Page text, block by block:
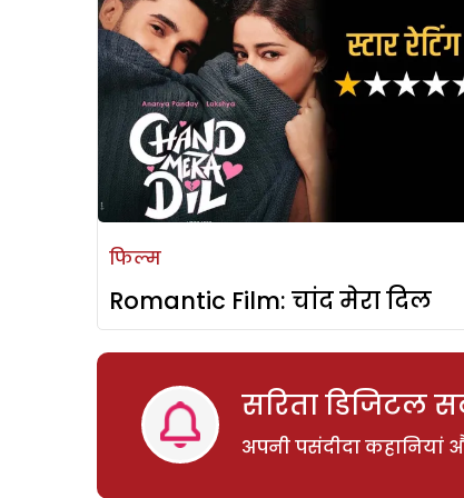
फिल्म
Romantic Film: चांद मेरा दिल
सरिता डिजिटल
अपनी पसंदीदा कहानियां